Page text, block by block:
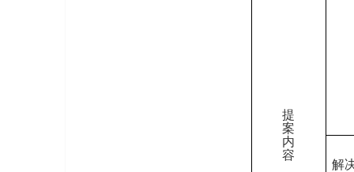
提
案
内
容
解